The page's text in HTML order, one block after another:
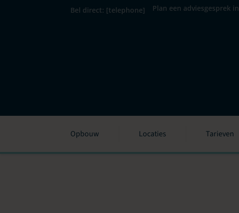
Bel direct: [telephone] Plan een adviesgesprek in
Opbouw Locaties Tarieven